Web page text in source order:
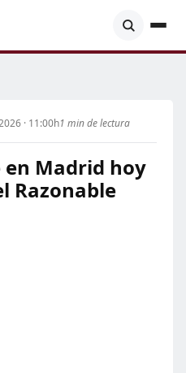
· 11:00h1 min de lectura
en Madrid hoy
Razonable